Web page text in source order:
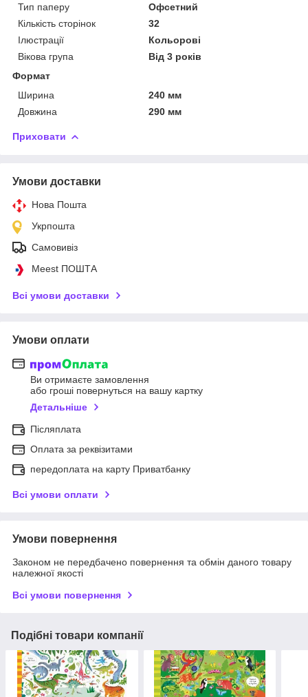
Тип паперу
Офсетний
Кількість сторінок
32
Ілюстрації
Кольорові
Вікова група
Від 3 років
Формат
Ширина
240 мм
Довжина
290 мм
Приховати
Умови доставки
Нова Пошта
Укрпошта
Самовивіз
Meest ПОШТА
Всі умови доставки
Умови оплати
Ви отримаєте замовлення
або гроші повернуться на вашу картку
Детальніше
Післяплата
Оплата за реквізитами
передоплата на карту Приватбанку
Всі умови оплати
Умови повернення
Законом не передбачено повернення та обмін даного товару
належної якості
Всі умови повернення
Подібні товари компанії